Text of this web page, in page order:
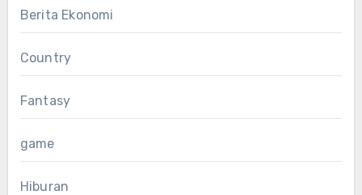
Berita Ekonomi
Country
Fantasy
game
Hiburan